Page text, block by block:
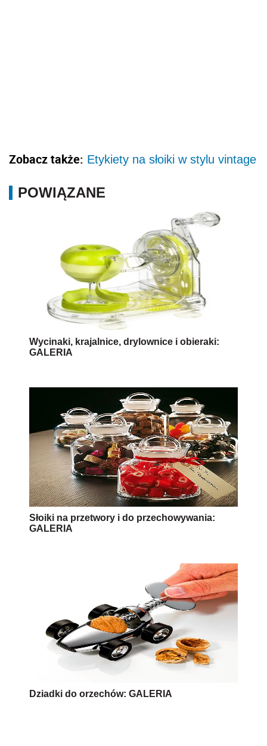
Zobacz także: Etykiety na słoiki w stylu vintage
POWIĄZANE
Wycinaki, krajalnice, drylownice i obieraki:
GALERIA
Słoiki na przetwory i do przechowywania:
GALERIA
Dziadki do orzechów: GALERIA